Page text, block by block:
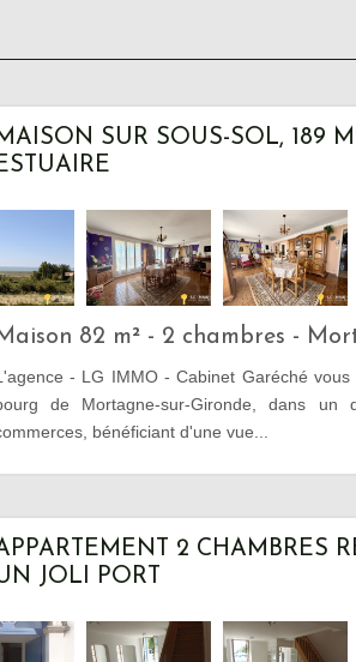
SUR SOUS-SOL, 189
82 m² - 2 chambres -
- LG IMMO - Cabinet Garéché
de Mortagne-sur-Gironde, dans un
bénéficiant d'une vue...
2 CHAMBRES
JOLI PORT